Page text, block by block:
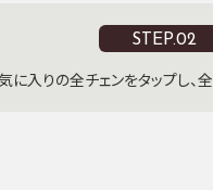
STEP.02
に入りの全チェンをタップし、